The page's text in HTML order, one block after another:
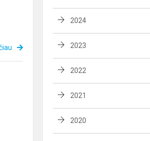
2024
2023
2022
2021
2020